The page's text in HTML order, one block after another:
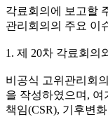
각료회의에 보고할
관리회의의 주요 이
1. 제 20차 각료회의
비공식 고위관리회
을 작성하였으며,
책임(CSR), 기후변